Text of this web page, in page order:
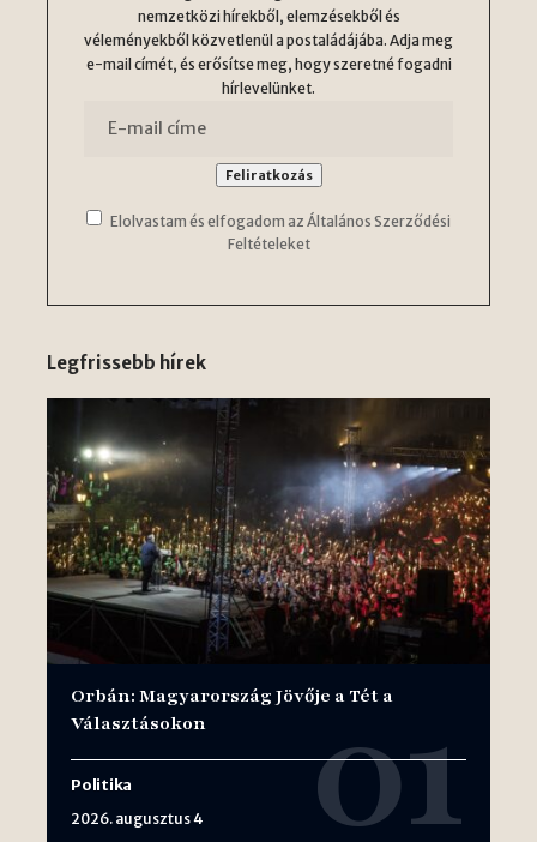
nemzetközi hírekből, elemzésekből és
véleményekből közvetlenül a postaládájába. Adja meg
e-mail címét, és erősítse meg, hogy szeretné fogadni
hírlevelünket.
Elolvastam és elfogadom az Általános Szerződési
Feltételeket
Legfrissebb hírek
Orbán: Magyarország Jövője a Tét a
Választásokon
Politika
2026. augusztus 4